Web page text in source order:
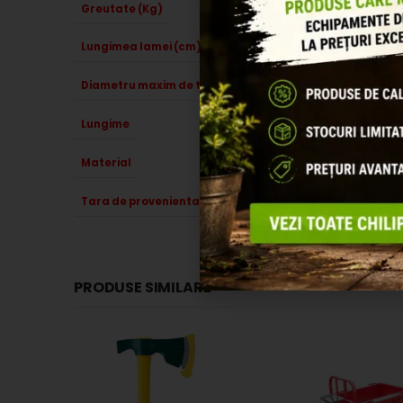
Greutate (Kg)
Lungimea lamei (cm)
Diametru maxim de taiere (mm)
Lungime
Material
Tara de provenienta
PRODUSE SIMILARE